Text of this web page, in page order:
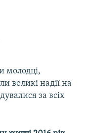
молодці,
великі надії на
за всіх